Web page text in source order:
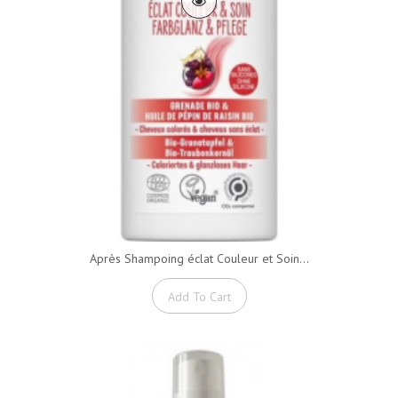
Après Shampoing éclat Couleur et Soin...
Add To Cart